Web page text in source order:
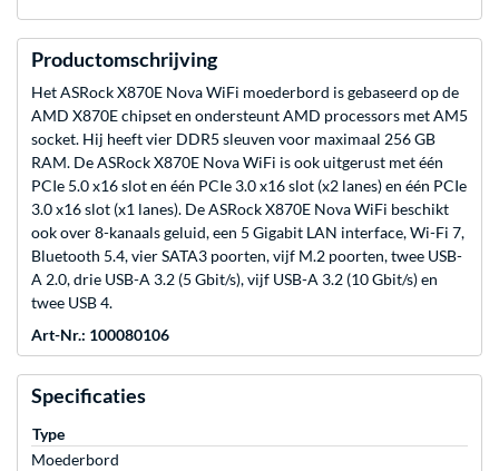
Productomschrijving
Het ASRock X870E Nova WiFi moederbord is gebaseerd op de
AMD X870E chipset en ondersteunt AMD processors met AM5
socket. Hij heeft vier DDR5 sleuven voor maximaal 256 GB
RAM. De ASRock X870E Nova WiFi is ook uitgerust met één
PCIe 5.0 x16 slot en één PCIe 3.0 x16 slot (x2 lanes) en één PCIe
3.0 x16 slot (x1 lanes). De ASRock X870E Nova WiFi beschikt
ook over 8-kanaals geluid, een 5 Gigabit LAN interface, Wi-Fi 7,
Bluetooth 5.4, vier SATA3 poorten, vijf M.2 poorten, twee USB-
A 2.0, drie USB-A 3.2 (5 Gbit/s), vijf USB-A 3.2 (10 Gbit/s) en
twee USB 4.
Art-Nr.: 100080106
Specificaties
Type
Moederbord